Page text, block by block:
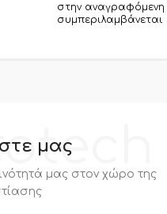
στην αναγραφόμενη
μας
μας στον χώρο της